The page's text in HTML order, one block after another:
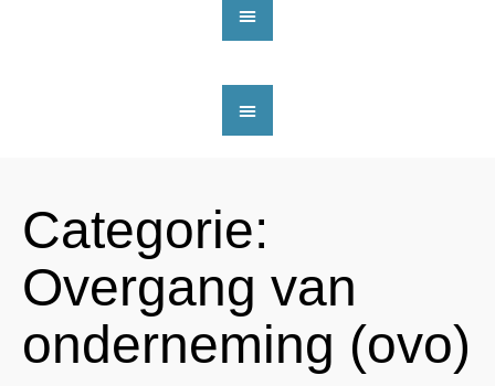
Categorie:
Overgang van
onderneming (ovo)